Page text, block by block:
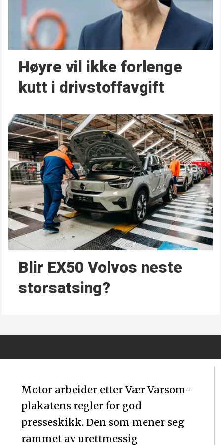
Høyre vil ikke forlenge
kutt i drivstoffavgift
Blir EX50 Volvos neste
storsatsing?
Motor arbeider etter Vær Varsom-
plakatens regler for god
presseskikk. Den som mener seg
rammet av urettmessig